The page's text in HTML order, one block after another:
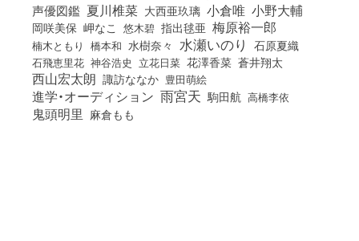
声優図鑑 夏川椎菜 大西亜玖璃 小倉唯 小野大輔
岡咲美保 岬なこ 悠木碧 指出毬亜 梅原裕一郎
楠木ともり 橋本和 水樹奈々 水瀬いのり 石原夏織
石飛恵里花 神谷浩史 立花日菜 花澤香菜 蒼井翔太
西山宏太朗 諏訪ななか 豊田萌絵
進学・オーディション 雨宮天 駒田航 高橋李依
鬼頭明里 麻倉もも